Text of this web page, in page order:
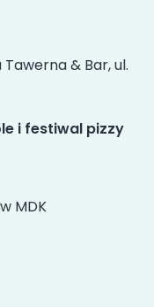
& Bar, ul.
i festiwal pizzy
MDK